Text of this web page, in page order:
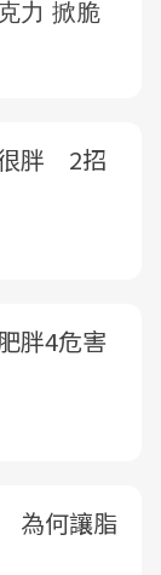
胖 2招
胖4危害
為何讓脂